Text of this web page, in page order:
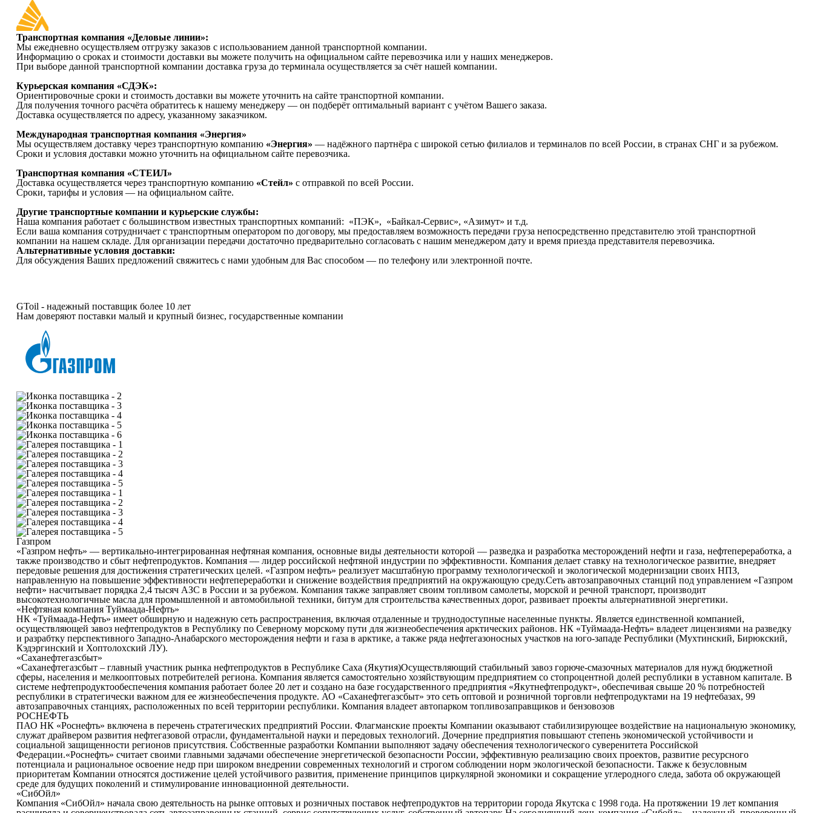
Транспортная компания «Деловые линии»:
Мы ежедневно осуществляем отгрузку заказов с использованием данной транспортной компании.
Информацию о сроках и стоимости доставки вы можете получить на официальном сайте перевозчика или у наших менеджеров.
При выборе данной транспортной компании доставка груза до терминала осуществляется за счёт нашей компании.
Курьерская компания «СДЭК»:
Ориентировочные сроки и стоимость доставки вы можете уточнить на сайте транспортной компании.
Для получения точного расчёта обратитесь к нашему менеджеру — он подберёт оптимальный вариант с учётом Вашего заказа.
Доставка осуществляется по адресу, указанному заказчиком.
Международная транспортная компания «Энергия»
Мы осуществляем доставку через транспортную компанию «Энергия» — надёжного партнёра с широкой сетью филиалов и терминалов по всей России, в странах СНГ и за рубежом.
Сроки и условия доставки можно уточнить на официальном сайте перевозчика.
Транспортная компания «СТЕИЛ»
Доставка осуществляется через транспортную компанию «Стейл» с отправкой по всей России.
Сроки, тарифы и условия — на официальном сайте.
Другие транспортные компании и курьерские службы:
Наша компания работает с большинством известных транспортных компаний: «ПЭК», «Байкал-Сервис», «Азимут» и т.д.
Если ваша компания сотрудничает с транспортным оператором по договору, мы предоставляем возможность передачи груза непосредственно представителю этой транспортной
компании на нашем складе. Для организации передачи достаточно предварительно согласовать с нашим менеджером дату и время приезда представителя перевозчика.
Альтернативные условия доставки:
Для обсуждения Ваших предложений свяжитесь с нами удобным для Вас способом — по телефону или электронной почте.
GToil - надежный поставщик более 10 лет
Нам доверяют поставки малый и крупный бизнес, государственные компании
Газпром
«Газпром нефть» — вертикально-интегрированная нефтяная компания, основные виды деятельности которой — разведка и разработка месторождений нефти и газа, нефтепереработка, а
также производство и сбыт нефтепродуктов. Компания — лидер российской нефтяной индустрии по эффективности. Компания делает ставку на технологическое развитие, внедряет
передовые решения для достижения стратегических целей. «Газпром нефть» реализует масштабную программу технологической и экологической модернизации своих НПЗ,
направленную на повышение эффективности нефтепереработки и снижение воздействия предприятий на окружающую среду.Сеть автозаправочных станций под управлением «Газпром
нефти» насчитывает порядка 2,4 тысяч АЗС в России и за рубежом. Компания также заправляет своим топливом самолеты, морской и речной транспорт, производит
высокотехнологичные масла для промышленной и автомобильной техники, битум для строительства качественных дорог, развивает проекты альтернативной энергетики.
«Нефтяная компания Туймаада-Нефть»
НК «Туймаада-Нефть» имеет обширную и надежную сеть распространения, включая отдаленные и труднодоступные населенные пункты. Является единственной компанией,
осуществляющей завоз нефтепродуктов в Республику по Северному морскому пути для жизнеобеспечения арктических районов. НК «Туймаада-Нефть» владеет лицензиями на разведку
и разрабтку перспективного Западно-Анабарского месторождения нефти и газа в арктике, а также ряда нефтегазоносных участков на юго-западе Республики (Мухтинский, Бирюкский,
Кэдэргинский и Хоптолохский ЛУ).
«Саханефтегазсбыт»
«Саханефтегазсбыт – главный участник рынка нефтепродуктов в Республике Саха (Якутия)Осуществляющий стабильный завоз горюче-смазочных материалов для нужд бюджетной
сферы, населения и мелкооптовых потребителей региона. Компания является самостоятельно хозяйствующим предприятием со стопроцентной долей республики в уставном капитале. В
системе нефтепродуктообеспечения компания работает более 20 лет и создано на базе государственного предприятия «Якутнефтепродукт», обеспечивая свыше 20 % потребностей
республики в стратегически важном для ее жизнеобеспечения продукте. АО «Саханефтегазсбыт» это сеть оптовой и розничной торговли нефтепродуктами на 19 нефтебазах, 99
автозаправочных станциях, расположенных по всей территории республики. Компания владеет автопарком топливозаправщиков и бензовозов
РОСНЕФТЬ
ПАО НК «Роснефть» включена в перечень стратегических предприятий России. Флагманские проекты Компании оказывают стабилизирующее воздействие на национальную экономику,
служат драйвером развития нефтегазовой отрасли, фундаментальной науки и передовых технологий. Дочерние предприятия повышают степень экономической устойчивости и
социальной защищенности регионов присутствия. Собственные разработки Компании выполняют задачу обеспечения технологического суверенитета Российской
Федерации.«Роснефть» считает своими главными задачами обеспечение энергетической безопасности России, эффективную реализацию своих проектов, развитие ресурсного
потенциала и рациональное освоение недр при широком внедрении современных технологий и строгом соблюдении норм экологической безопасности. Также к безусловным
приоритетам Компании относятся достижение целей устойчивого развития, применение принципов циркулярной экономики и сокращение углеродного следа, забота об окружающей
среде для будущих поколений и стимулирование инновационной деятельности.
«СибОйл»
Компания «СибОйл» начала свою деятельность на рынке оптовых и розничных поставок нефтепродуктов на территории города Якутска с 1998 года. На протяжении 19 лет компания